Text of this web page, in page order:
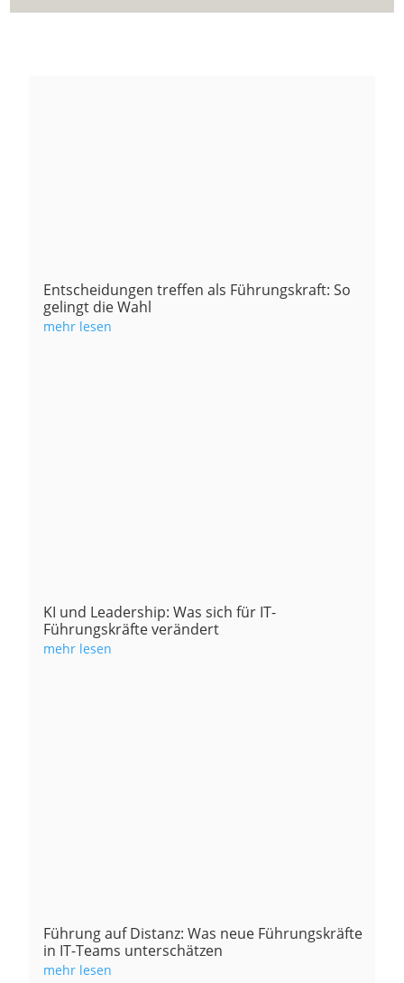
Entscheidungen treffen als Führungskraft: So
gelingt die Wahl
mehr lesen
KI und Leadership: Was sich für IT-
Führungskräfte verändert
mehr lesen
Führung auf Distanz: Was neue Führungskräfte
in IT-Teams unterschätzen
mehr lesen